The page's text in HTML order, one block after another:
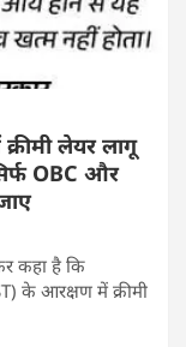
लेयर लागू
OBC और
कहा है कि
के आरक्षण में क्रीमी